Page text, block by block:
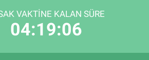
VAKTINE KALAN SÜRE
04:19:06